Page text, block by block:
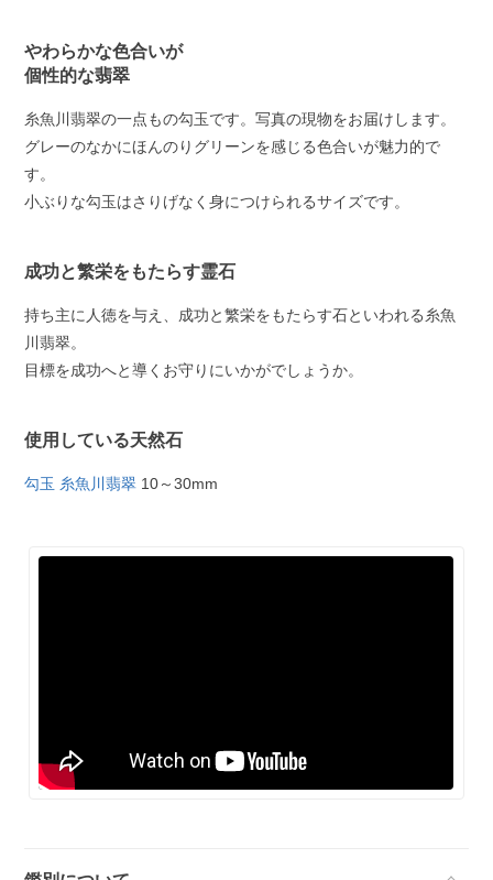
やわらかな色合いが
個性的な翡翠
糸魚川翡翠の一点もの勾玉です。写真の現物をお届けします。
グレーのなかにほんのりグリーンを感じる色合いが魅力的で
す。
小ぶりな勾玉はさりげなく身につけられるサイズです。
成功と繁栄をもたらす霊石
持ち主に人徳を与え、成功と繁栄をもたらす石といわれる糸魚
川翡翠。
目標を成功へと導くお守りにいかがでしょうか。
使用している天然石
勾玉 糸魚川翡翠 10～30mm